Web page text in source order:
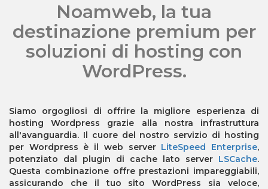
Noamweb, la tua
destinazione premium per
soluzioni di hosting con
WordPress.
Siamo orgogliosi di offrire la migliore esperienza di
hosting Wordpress grazie alla nostra infrastruttura
all'avanguardia. Il cuore del nostro servizio di hosting
per Wordpress è il web server LiteSpeed Enterprise,
potenziato dal plugin di cache lato server LSCache.
Questa combinazione offre prestazioni impareggiabili,
assicurando che il tuo sito WordPress sia veloce,